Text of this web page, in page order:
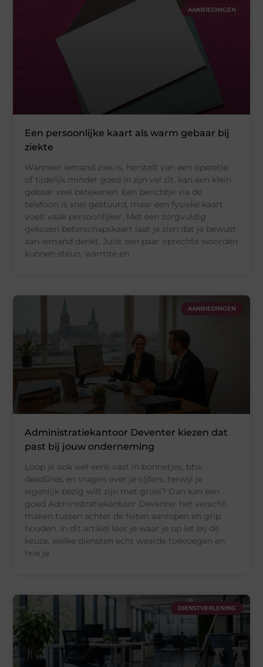
AANBIEDINGEN
Een persoonlijke kaart als warm gebaar bij
ziekte
Wanneer iemand ziek is, herstelt van een operatie
of tijdelijk minder goed in zijn vel zit, kan een klein
gebaar veel betekenen. Een berichtje via de
telefoon is snel gestuurd, maar een fysieke kaart
voelt vaak persoonlijker. Met een zorgvuldig
gekozen beterschapskaart laat je zien dat je bewust
aan iemand denkt. Juist een paar oprechte woorden
kunnen steun, warmte en
AANBIEDINGEN
Administratiekantoor Deventer kiezen dat
past bij jouw onderneming
Loop je ook wel eens vast in bonnetjes, btw
deadlines en vragen over je cijfers, terwijl je
eigenlijk bezig wilt zijn met groei? Dan kan een
goed Administratiekantoor Deventer het verschil
maken tussen achter de feiten aanlopen en grip
houden. In dit artikel lees je waar je op let bij de
keuze, welke diensten echt waarde toevoegen en
hoe je
DIENSTVERLENING